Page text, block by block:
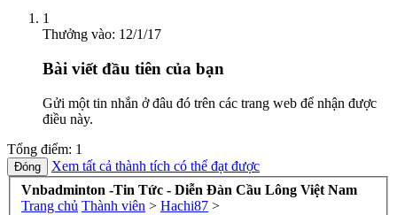
1
Thưởng vào: 12/1/17
Bài viết đầu tiên của bạn
Gửi một tin nhắn ở đâu đó trên các trang web để nhận được
điều này.
Tổng điểm: 1
Xem tất cả thành tích có thể đạt được
Vnbadminton -Tin Tức - Diễn Đàn Cầu Lông Việt Nam
Trang chủ Thành viên > Hachi87 >